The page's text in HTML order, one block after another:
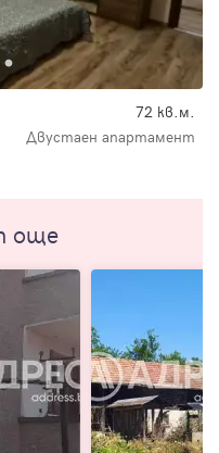
72 кв.м.
Двустаен апартамент
още